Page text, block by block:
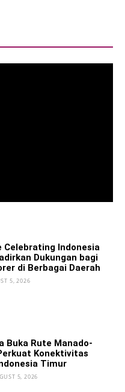
Celebrating Indonesia
Dukungan bagi
di Berbagai Daerah
5, 2026
Buka Rute Manado-
Konektivitas
Timur
5, 2026